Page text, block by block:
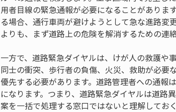
用者目線の緊急通報が必要になることがありま
る場合、通行車両が避けようとして急な進路変
よりも、まず道路上の危険を解消するための連
一方で、道路緊急ダイヤルは、けが人の救護や
同士の衝突、歩行者の負傷、火災、救助が必要
優先する必要があります。道路管理者への通報
になります。つまり、道路緊急ダイヤルは道路
案を一括で処理する窓口ではないと理解してお